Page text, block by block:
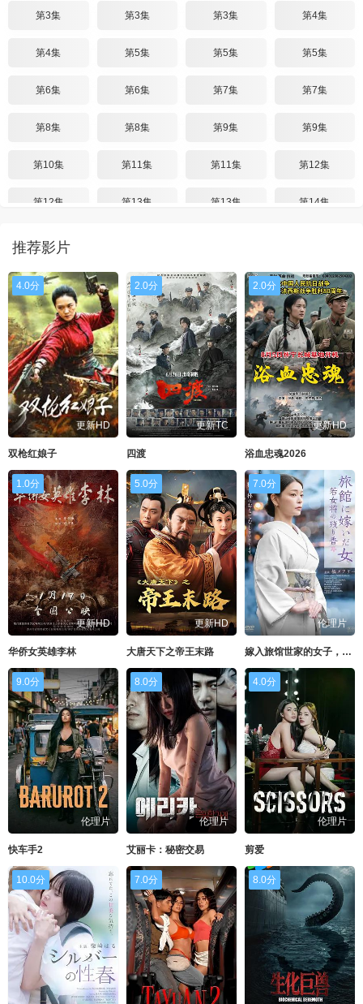
第3集 第3集 第3集 第4集
第4集 第5集 第5集 第5集
第6集 第6集 第7集 第7集
第8集 第8集 第9集 第9集
第10集 第11集 第11集 第12集
第12集 第13集 第13集 第14集
第14集
第16集 第16集 第17集 第18集
第18集 第19集 第19集 第20集
第20集
推荐影片
4.0分
更新HD
双枪红娘子
2.0分
更新TC
四渡
2.0分
更新HD
浴血忠魂2026
1.0分
更新HD
华侨女英雄李林
5.0分
更新HD
大唐天下之帝王末路
7.0分
伦理片
嫁入旅馆世家的女子，年轻女掌柜的余香
9.0分
伦理片
快车手2
8.0分
伦理片
艾丽卡：秘密交易
4.0分
伦理片
剪爱
10.0分 7.0分 8.0分